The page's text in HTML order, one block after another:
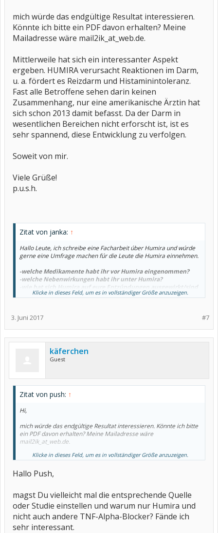
mich würde das endgültige Resultat interessieren.
Könnte ich bitte ein PDF davon erhalten? Meine
Mailadresse wäre mail2ik_at_web.de.
Mittlerweile hat sich ein interessanter Aspekt
ergeben. HUMIRA verursacht Reaktionen im Darm,
u. a. fördert es Reizdarm und Histaminintoleranz.
Fast alle Betroffene sehen darin keinen
Zusammenhang, nur eine amerikanische Ärztin hat
sich schon 2013 damit befasst. Da der Darm in
wesentlichen Bereichen nicht erforscht ist, ist es
sehr spannend, diese Entwicklung zu verfolgen.
Soweit von mir.
Viele Grüße!
p.u.s.h.
Zitat von janka: ↑
Hallo Leute, ich schreibe eine Facharbeit úber Humira und wúrde
gerne eine Umfrage machen fúr die Leute die Humira einnehmen.
-welche Medikamente habt ihr vor Humira eingenommen?
-welche Nebenwirkungen habt ihr unter Humira?
-wie hat sich Humira auf eure Entzúndungen ausgewirkt/sind
die Entzúndungen unter Humira komplett zurúck gegangen?
-wie hat sich euer Wohlbefinden insgesamt unter der
Ich wúrde mich freuen wenn ihr euch Zeit nehmen wúrdet und
diese Fragen beantworten kônntet. Damit wúrdet ihr mir sehr
weiterhelfen. Schonmal Danke im vorraus
Klicke in dieses Feld, um es in vollständiger Größe anzuzeigen.
#7
3. Juni 2017
käferchen
Guest
Zitat von push: ↑
Hi,
mich würde das endgültige Resultat interessieren. Könnte ich bitte
ein PDF davon erhalten? Meine Mailadresse wäre
mail2ik_at_web.de.
Mittlerweile hat sich ein interessanter Aspekt ergeben. HUMIRA
Histaminintoleranz. Fast alle Betroffene sehen darin keinen
erforscht ist, ist es sehr spannend, diese Entwicklung zu verfolgen.
Soweit von mir.
Viele Grüße!
Klicke in dieses Feld, um es in vollständiger Größe anzuzeigen.
Hallo Push,
magst Du vielleicht mal die entsprechende Quelle
oder Studie einstellen und warum nur Humira und
nicht auch andere TNF-Alpha-Blocker? Fände ich
sehr interessant.